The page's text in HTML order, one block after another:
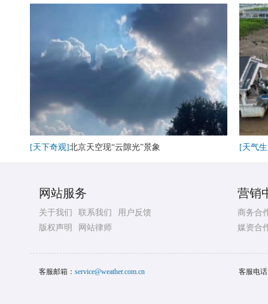
[天下奇观]北京天空现“云隙光”景象 [天气
网站服务
关于我们 联系我们
用户反馈
版权声明
网站律师
营销
商务合
媒资合
客服邮箱： service@weather.com.cn 客服电